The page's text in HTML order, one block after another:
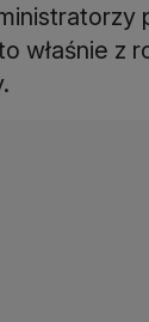
właśnie z